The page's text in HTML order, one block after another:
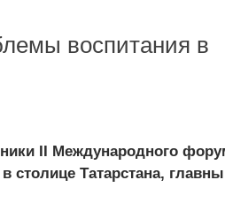
воспитания в
II Международного
столице Татарстана,